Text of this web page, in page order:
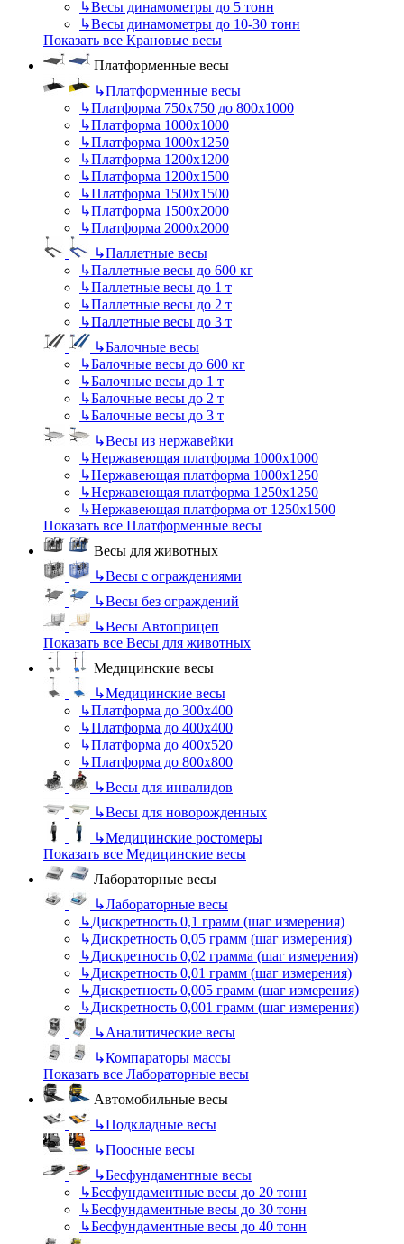
↳Весы динамометры до 5 тонн
↳Весы динамометры до 10-30 тонн
Показать все Крановые весы
Платформенные весы
↳Платформенные весы
↳Платформа 750х750 до 800х1000
↳Платформа 1000х1000
↳Платформа 1000х1250
↳Платформа 1200х1200
↳Платформа 1200х1500
↳Платформа 1500х1500
↳Платформа 1500х2000
↳Платформа 2000х2000
↳Паллетные весы
↳Паллетные весы до 600 кг
↳Паллетные весы до 1 т
↳Паллетные весы до 2 т
↳Паллетные весы до 3 т
↳Балочные весы
↳Балочные весы до 600 кг
↳Балочные весы до 1 т
↳Балочные весы до 2 т
↳Балочные весы до 3 т
↳Весы из нержавейки
↳Нержавеющая платформа 1000х1000
↳Нержавеющая платформа 1000х1250
↳Нержавеющая платформа 1250х1250
↳Нержавеющая платформа от 1250х1500
Показать все Платформенные весы
Весы для животных
↳Весы с ограждениями
↳Весы без ограждений
↳Весы Автоприцеп
Показать все Весы для животных
Медицинские весы
↳Медицинские весы
↳Платформа до 300х400
↳Платформа до 400х400
↳Платформа до 400х520
↳Платформа до 800х800
↳Весы для инвалидов
↳Весы для новорожденных
↳Медицинские ростомеры
Показать все Медицинские весы
Лабораторные весы
↳Лабораторные весы
↳Дискретность 0,1 грамм (шаг измерения)
↳Дискретность 0,05 грамм (шаг измерения)
↳Дискретность 0,02 грамма (шаг измерения)
↳Дискретность 0,01 грамм (шаг измерения)
↳Дискретность 0,005 грамм (шаг измерения)
↳Дискретность 0,001 грамм (шаг измерения)
↳Аналитические весы
↳Компараторы массы
Показать все Лабораторные весы
Автомобильные весы
↳Подкладные весы
↳Поосные весы
↳Бесфундаментные весы
↳Бесфундаментные весы до 20 тонн
↳Бесфундаментные весы до 30 тонн
↳Бесфундаментные весы до 40 тонн